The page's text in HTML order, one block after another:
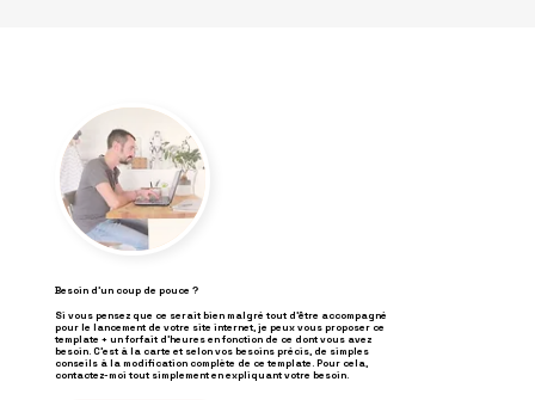
Besoin d'un coup de pouce ?
Si vous pensez que ce serait bien malgré tout d'être accompagné
pour le lancement de votre site internet, je peux vous proposer ce
template + un forfait d'heures en fonction de ce dont vous avez
besoin. C'est à la carte et selon vos besoins précis, de simples
conseils à la modification complète de ce template. Pour cela,
contactez-moi tout simplement en expliquant votre besoin.